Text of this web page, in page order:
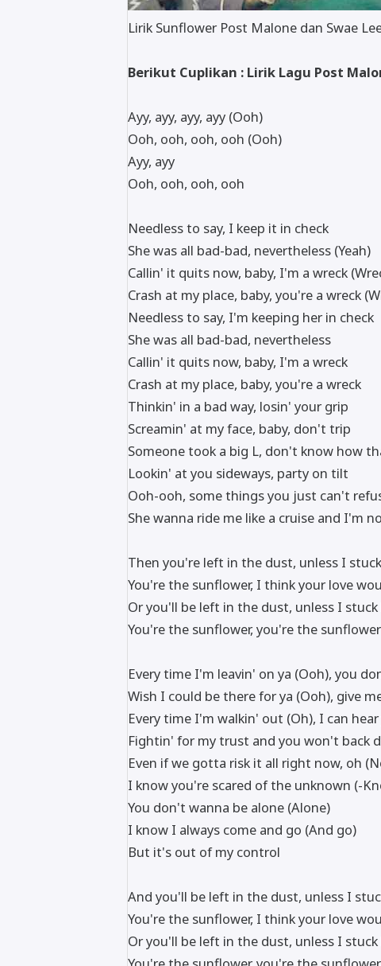
Lirik Sunflower Post Malone dan Swae
Berikut Cuplikan : Lirik Lagu Post
Ayy, ayy, ayy, ayy (Ooh)
Ooh, ooh, ooh, ooh (Ooh)
Ayy, ayy
Ooh, ooh, ooh, ooh
Needless to say, I keep it in check
She was all bad-bad, nevertheless (Yeah)
Callin' it quits now, baby, I'm a wreck
Crash at my place, baby, you're a wreck
Needless to say, I'm keeping her in check
She was all bad-bad, nevertheless
Callin' it quits now, baby, I'm a wreck
Crash at my place, baby, you're a wreck
Thinkin' in a bad way, losin' your grip
Screamin' at my face, baby, don't trip
Someone took a big L, don't know how
Lookin' at you sideways, party on tilt
Ooh-ooh, some things you just can't
She wanna ride me like a cruise and I'm
Then you're left in the dust, unless I
You're the sunflower, I think your love
Or you'll be left in the dust, unless I stuck
You're the sunflower, you're the sunflower
Every time I'm leavin' on ya (Ooh), you
Wish I could be there for ya (Ooh), give
Every time I'm walkin' out (Oh), I can
Fightin' for my trust and you won't back
Even if we gotta risk it all right now, oh
I know you're scared of the unknown (-
You don't wanna be alone (Alone)
I know I always come and go (And go)
But it's out of my control
And you'll be left in the dust, unless I
You're the sunflower, I think your love
Or you'll be left in the dust, unless I stuck